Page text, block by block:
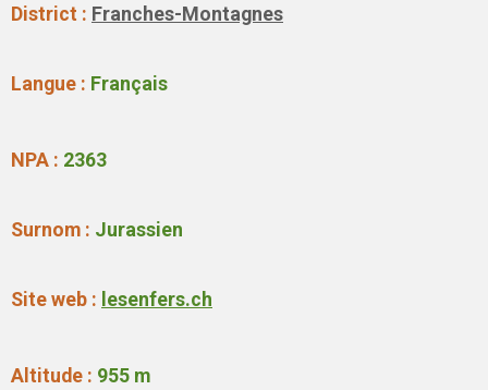
District : Franches-Montagnes
Langue : Français
NPA : 2363
Surnom : Jurassien
Site web : lesenfers.ch
Altitude : 955 m